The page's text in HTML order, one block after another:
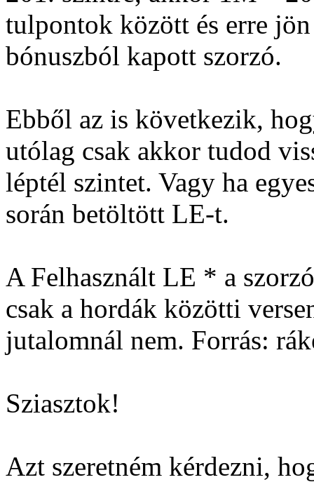
tulpontok között és erre
bónuszból kapott szorzó.
Ebből az is következik,
utólag csak akkor tudod
léptél szintet. Vagy ha
során betöltött LE-t.
A Felhasznált LE * a
csak a hordák közötti
jutalomnál nem. Forrás:
Sziasztok!
Azt szeretném kérdezni,